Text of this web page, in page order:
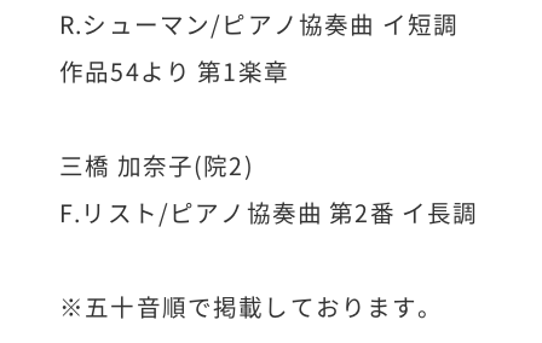
R.シューマン/ピアノ協奏曲 イ短調
作品54より 第1楽章
三橋 加奈子(院2)
F.リスト/ピアノ協奏曲 第2番 イ長調
※五十音順で掲載しております。